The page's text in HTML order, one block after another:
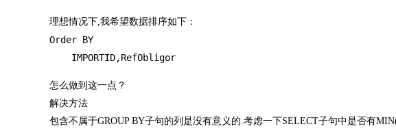
理想情况下,我希望数据排序如下：
Order BY
    IMPORTID,RefObligor
怎么做到这一点？
解决方法
包含不属于GROUP BY子句的列是没有意义的.考虑一下SELECT子句中是否有